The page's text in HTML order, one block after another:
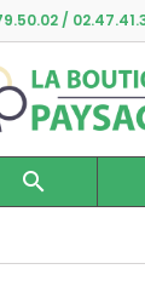
/

ma liste
liste
liste
d'envies
connecté